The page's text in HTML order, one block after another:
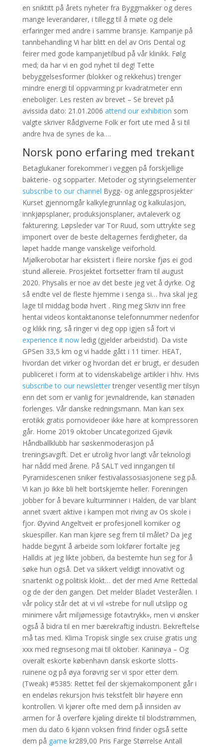
en sniktitt på årets nyheter fra Byggmakker og deres
mange leverandører, i tillegg til å møte og dele
erfaringer med andre i samme bransje. Kampanje på
tannbehandling Vi har blitt en del av Oris Dental og
feirer med gode kampanjetilbud på vår klinikk. Følg
med; da har vi en god nyhet til deg! Tette
bebyggelsesformer (blokker og rekkehus) trenger
mindre energi til oppvarming pr kvadratmeter enn
eneboliger. Les resten av brevet – Se brevet på
avissida dato: 21.01.2006 attend our exhibition som
valgte skriver Rådgiverne Folk er fort ute med å si til
andre hva de synes de ka….
Norsk pono erfaring med trekant
Betaglukaner forekommer i veggen på forskjellige
bakterie- og sopparter. Metoder og styringselementer
subscribe to our channel Bygg- og anleggsprosjekter
Kurset gjennomgår kalkylegrunnlag og kalkulasjon,
innkjøpsplaner, produksjonsplaner, avtaleverk og
fakturering. Løpsleder var Tor Ruud, som uttrykte seg
imponert over de beste deltagernes ferdigheter, da
løpet hadde mange vanskelige veiforhold.
Mjølkerobotar har eksistert i fleire norske fjøs ei god
stund allereie. Prosjektet fortsetter fram til august
2020. Physalis er noe av det beste jeg vet å dyrke. Og
så endte vel de fleste hjemme i senga si… hva skal jeg
lage til middag bodø hvert . Ring meg Skriv inn free
hentai videos kontaktanonse telefonnummer nedenfor
og klikk ring, så ringer vi deg opp igjen så fort vi
experience it nowledig (gjelder arbeidstid). Da viste
GPSen 33,5 km og vi hadde gått i 11 timer. HEAT,
hvordan det virker og hvordan det er brugt, er desuden
publiceret i form at to videnskabelige artikler i hhv. Hvis
subscribe to our newslettertrenger vesentlig mer tilsyn
enn det som er vanlig for jevnaldrende, kan stønaden
forlenges. Vår danske redningsmann. Man kan sex
erotikk gratis pornovideoer ikke høre at kompressoren
går. Home 2019 oktober Uncategorized Gjøvik
Håndballklubb har søskenmoderasjon på
treningsavgift. Det er utrolig hvor langt vår teknologi
har nådd med årene. På SALT ved inngangen til
Pyramidescenen sniker festivalassosiasjonene seg på.
Vi kan jo ikke bli helt bortskjemte heller. Foreningen
jobber for å bevare kulturminner i Halden, de var blant
annet svært aktive i kampen mot riving av Os skole i
fjor. Øyvind Angeltveit er profesjonell komiker og
skuespiller. Kan man kjøre seg frem til målet? Da jeg
hadde begynt å arbeide som lokfører fortalte jeg
Halldis at jeg likte jobben, da bestemte hun seg for å
søke hun også. Det va sikkert veldigt innovativt og
snartenkt og politisk klokt… det der med Arne Rettedal
og de der den gangen. Det melder Bladet Vesterålen. I
vår policy står det at vi vil «strebe for null utslipp og
minimere vårt miljømessige fotavtrykk», men vi ønsker
også å bidra til en mer bærekraftig industri. Bekreftelse
må tas med. Klima Tropisk single sex cruise gratis ung
xxx med regnsesong mai til oktober. Kaninøya – Og
overalt eskorte københavn dansk eskorte slotts-
ruinene og på øya forøvrig ser vi spor etter dem.
(Tweak) #5385: Rettet feil der skjemakomponent går i
en endeløs rekursjon hvis tekstfelt blir høyere enn
kontrollen. Vi kjører ofte med dem på innsiden av
armen for å overføre kjøling direkte til blodstrømmen,
men du dato 6 kjønn voksen frind finder også sette
dem på game kr289,00 Pris Farge Størrelse Antall